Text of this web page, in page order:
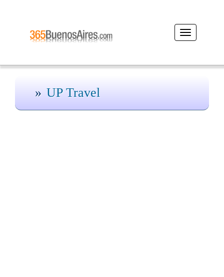
Desplegar
navegación
UP Travel